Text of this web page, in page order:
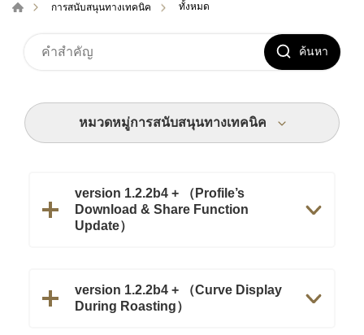
การสนับสนุนทางเทคนิค ทั้งหมด
ค้นหา
หมวดหมู่การสนับสนุนทางเทคนิค
version 1.2.2b4 + （Profile’s
Download & Share Function
Update）
version 1.2.2b4 + （Curve Display
During Roasting）